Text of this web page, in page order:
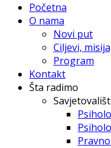
Početna
O nama
Novi put
Ciljevi,
Program
Kontakt
Šta radimo